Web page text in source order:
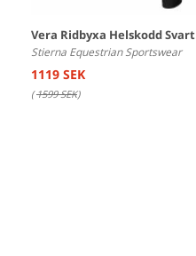
Vera Ridbyxa Helskodd Svart
Stierna Equestrian Sportswear
1119 SEK
(1599 SEK)